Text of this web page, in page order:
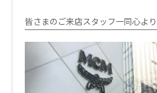
皆さまのご来店スタッフ一同心よ